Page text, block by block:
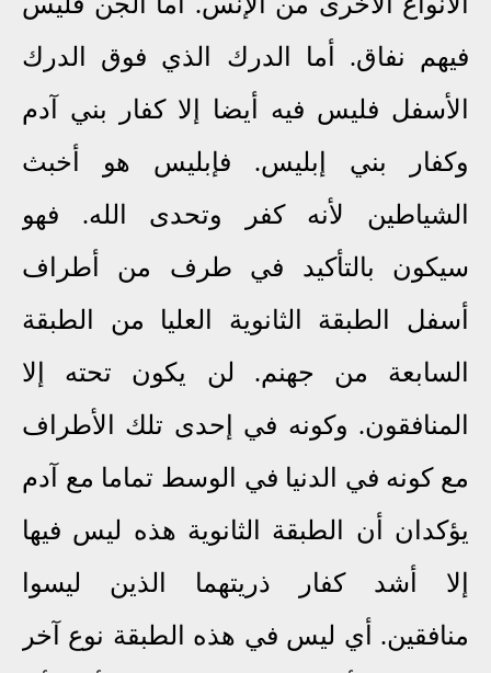
فيهم نفاق. أما الدرك الذي فوق الدرك
الأسفل فليس فيه أيضا إلا كفار بني آدم
وكفار بني إبليس. فإبليس هو أخبث
الشياطين لأنه كفر وتحدى الله. فهو
سيكون بالتأكيد في طرف من أطراف
أسفل الطبقة الثانوية العليا من الطبقة
السابعة من جهنم. لن يكون تحته إلا
المنافقون. وكونه في إحدى تلك الأطراف
مع كونه في الدنيا في الوسط تماما مع آدم
يؤكدان أن الطبقة الثانوية هذه ليس فيها
إلا أشد كفار ذريتهما الذين ليسوا
منافقين. أي ليس في هذه الطبقة نوع آخر